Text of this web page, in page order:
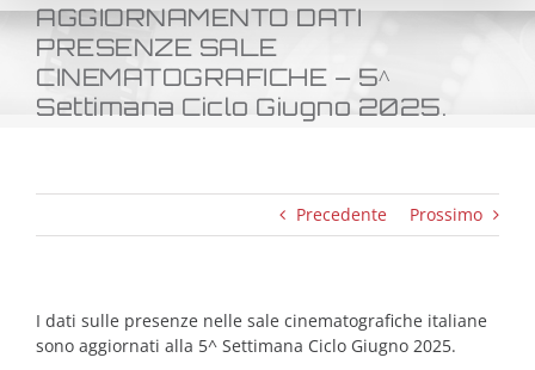
AGGIORNAMENTO DATI
PRESENZE SALE
CINEMATOGRAFICHE – 5^
Settimana Ciclo Giugno 2025.
Precedente Prossimo
I dati sulle presenze nelle sale cinematografiche italiane
sono aggiornati alla 5^ Settimana Ciclo Giugno 2025.